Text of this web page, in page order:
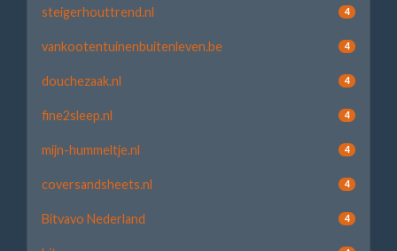
steigerhouttrend.nl 4
vankootentuinenbuitenleven.be 4
douchezaak.nl 4
fine2sleep.nl 4
mijn-hummeltje.nl 4
coversandsheets.nl 4
Bitvavo Nederland 4